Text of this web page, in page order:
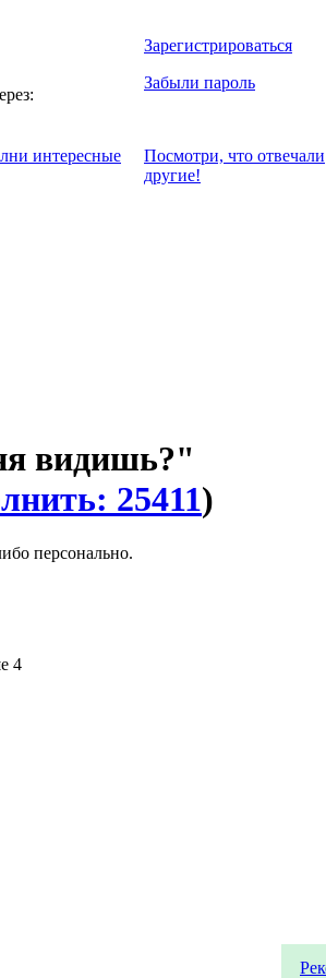
Зарегистрироваться
Забыли пароль
интересные
Посмотри, что отвeчали
другие!
видишь?"
25411)
персонально.
4